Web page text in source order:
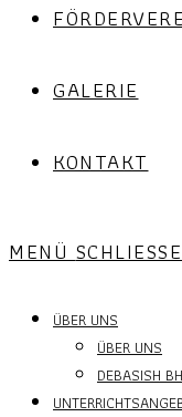
GALERIE
KONTAKT
MENÜ SCHLIESSEN
ÜBER UNS
ÜBER UNS
DEBASISH